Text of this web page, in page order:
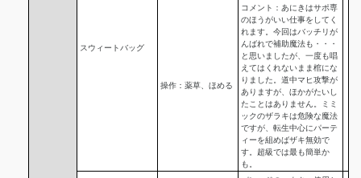
スウィートバッグ
操作：薬草、ほめる
コメント：あにきはサポ専
のほうがいい仕事をしてく
れます。今回はバッチリが
んばれで補助魔法も・・・
と思いましたが、一度も唱
えてはくれないまま棺にな
りました。道中マヒ攻撃が
ありますが、ほかがたいし
たことはありません。ミミ
ックのザラキは危険な魔法
ですが、転生中心にパーテ
ィーを組めばザキ無効で
す。超級では最も簡単か
も。